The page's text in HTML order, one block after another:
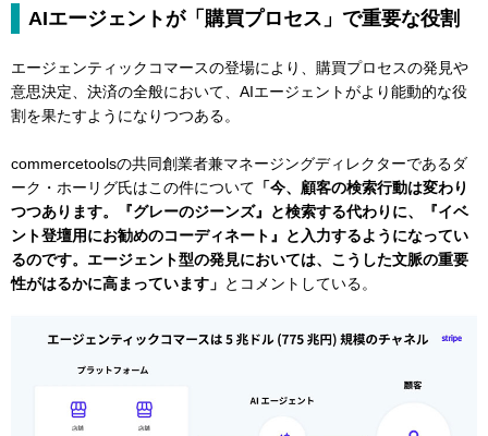
AIエージェントが「購買プロセス」で重要な役割
エージェンティックコマースの登場により、購買プロセスの発見や
意思決定、決済の全般において、AIエージェントがより能動的な役
割を果たすようになりつつある。
commercetoolsの共同創業者兼マネージングディレクターであるダ
ーク・ホーリグ氏はこの件について 「今、顧客の検索行動は変わり
つつあります。『グレーのジーンズ』と検索する代わりに、『イベ
ント登壇用にお勧めのコーディネート』と入力するようになってい
るのです。エージェント型の発見においては、こうした文脈の重要
性がはるかに高まっています」 とコメントしている。